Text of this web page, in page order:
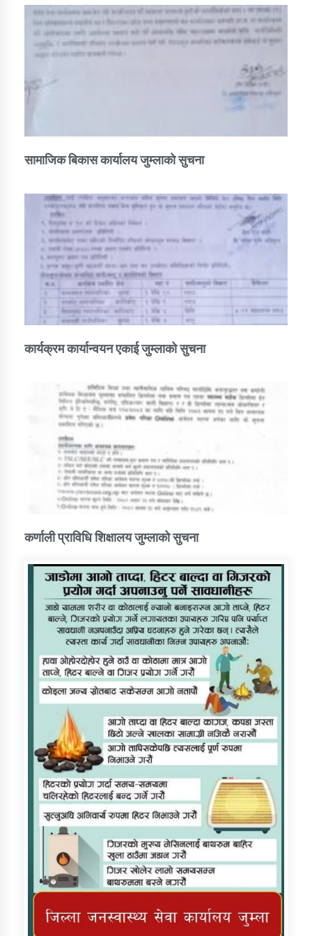
सामाजिक बिकास कार्यालय जुम्लाकाे सुचना
कार्यक्रम कार्यान्वयन एकाई जुम्लाको सुचना
कर्णाली प्राविधि शिक्षालय जुम्लाको सुचना